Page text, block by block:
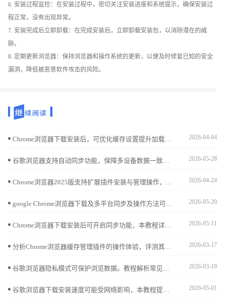
6. 安装过程监控：在安装过程中，密切关注安装进度和系统提示，确保安装过
程正常，没有出现异常。
7. 安装完成后立即卸载：在完成安装后，立即卸载安装包，以消除潜在的威
胁。
8. 定期更新浏览器：保持浏览器和操作系统的更新，以便及时修复已知的安全
漏洞，降低被恶意软件攻击的风险。
2026-04-04
2026-05-28
2026-04-24
2026-05-20
2026-05-11
2026-03-17
2026-03-19
2026-05-01